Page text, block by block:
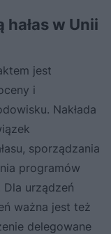
w Unii
jest
i
Nakłada
sporządzania
programów
Dla urządzeń
ważna jest też
delegowane